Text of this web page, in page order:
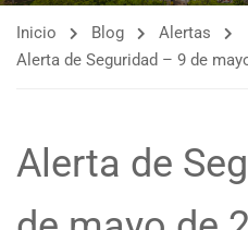
Inicio Blog
Alertas
Alerta de Seguridad – 9 de
Alerta de